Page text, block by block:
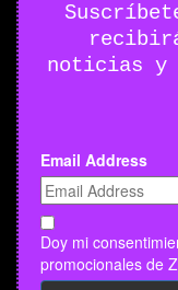
noticias y
Email Address
Doy mi
promocionales de